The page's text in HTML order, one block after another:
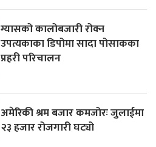
ग्यासको कालोबजारी रोक्न
उपत्यकाका डिपोमा सादा पोसाकका
प्रहरी परिचालन
अमेरिकी श्रम बजार कमजोरः जुलाईमा
२३ हजार रोजगारी घट्यो